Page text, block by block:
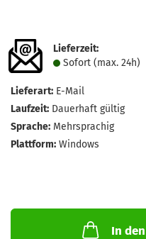
Lieferzeit:
Sofort (max. 24h)
Lieferart: E-Mail
Laufzeit: Dauerhaft gültig
Sprache: Mehrsprachig
Plattform: Windows
In